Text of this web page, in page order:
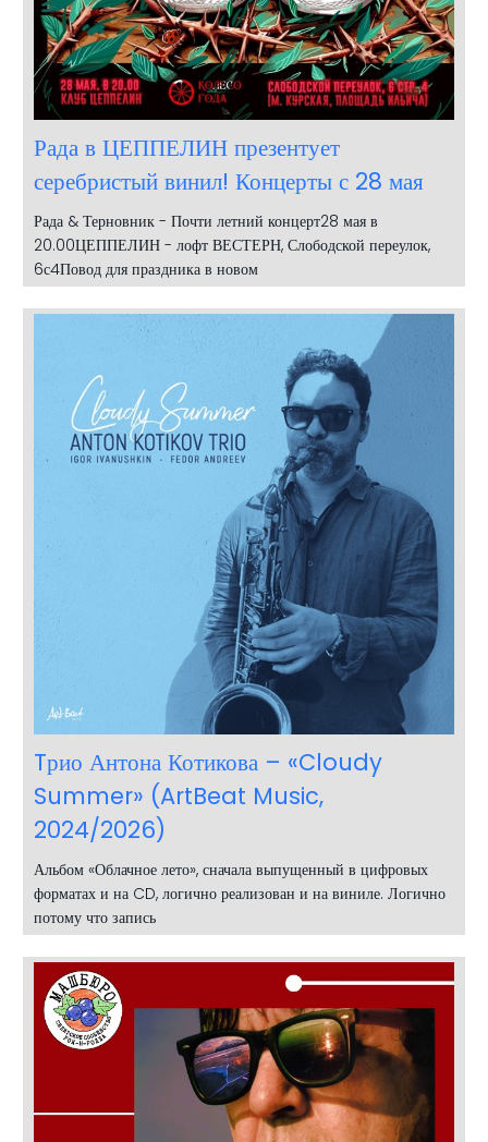
Рада в ЦЕППЕЛИН презентует
серебристый винил! Концерты с 28 мая
Рада & Терновник - Почти летний концерт28 мая в
20.00ЦЕППЕЛИН - лофт ВЕСТЕРН, Слободской переулок,
6с4Повод для праздника в новом
Tрио Антона Котикова – «Cloudy
Summer» (ArtBeat Music,
2024/2026)
Альбом «Облачное лето», сначала выпущенный в цифровых
форматах и на CD, логично реализован и на виниле. Логично
потому что запись